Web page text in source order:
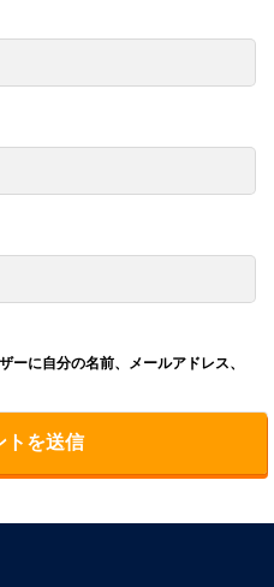
ーに自分の名前、メールアドレス、